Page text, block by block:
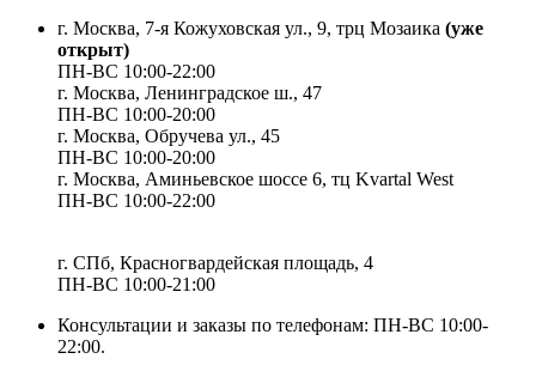
г. Москва, 7-я Кожуховская ул., 9, трц Мозаика (уже
открыт)
ПН-ВС 10:00-22:00
г. Москва, Ленинградское ш., 47
ПН-ВС 10:00-20:00
г. Москва, Обручева ул., 45
ПН-ВС 10:00-20:00
г. Москва, Аминьевское шоссе 6, тц Kvartal West
ПН-ВС 10:00-22:00
г. СПб, Красногвардейская площадь, 4
ПН-ВС 10:00-21:00
Консультации и заказы по телефонам: ПН-ВС 10:00-
22:00.